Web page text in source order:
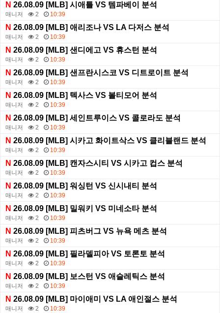
N 26.08.09 [MLB] 시애틀 VS 템파베이 분석
매니저 2 10:39
N 26.08.09 [MLB] 애리조나 VS LA 다저스 분석
매니저 2 10:39
N 26.08.09 [MLB] 샌디에고 VS 휴스턴 분석
매니저 2 10:39
N 26.08.09 [MLB] 샌프란시스코 VS 디트로이트 분석
매니저 2 10:39
N 26.08.09 [MLB] 텍사스 VS 볼티모어 분석
매니저 2 10:39
N 26.08.09 [MLB] 세인트루이스 VS 콜로라도 분석
매니저 2 10:39
N 26.08.09 [MLB] 시카고 화이트삭스 VS 클리블랜드 분석
매니저 2 10:39
N 26.08.09 [MLB] 캔자스시티 VS 시카고 컵스 분석
매니저 2 10:39
N 26.08.09 [MLB] 워싱턴 VS 신시내티 분석
매니저 2 10:39
N 26.08.09 [MLB] 밀워키 VS 미네소타 분석
매니저 2 10:39
N 26.08.09 [MLB] 피츠버그 VS 뉴욕 메츠 분석
매니저 2 10:39
N 26.08.09 [MLB] 필라델피아 VS 토론토 분석
매니저 2 10:39
N 26.08.09 [MLB] 보스턴 VS 애슬레틱스 분석
매니저 2 10:39
N 26.08.09 [MLB] 마이애미 VS LA 애인절스 분석
매니저 2 10:39